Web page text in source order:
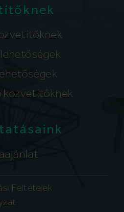
közvetítőknek
Feltételek